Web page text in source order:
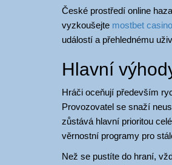
České prostředí online
vyzkoušejte mostbet casino
událostí a přehlednému
Hlavní
Hráči oceňují především
Provozovatel se snaží
zůstává hlavní prioritou
věrnostní programy pro
Než se pustíte do hraní,